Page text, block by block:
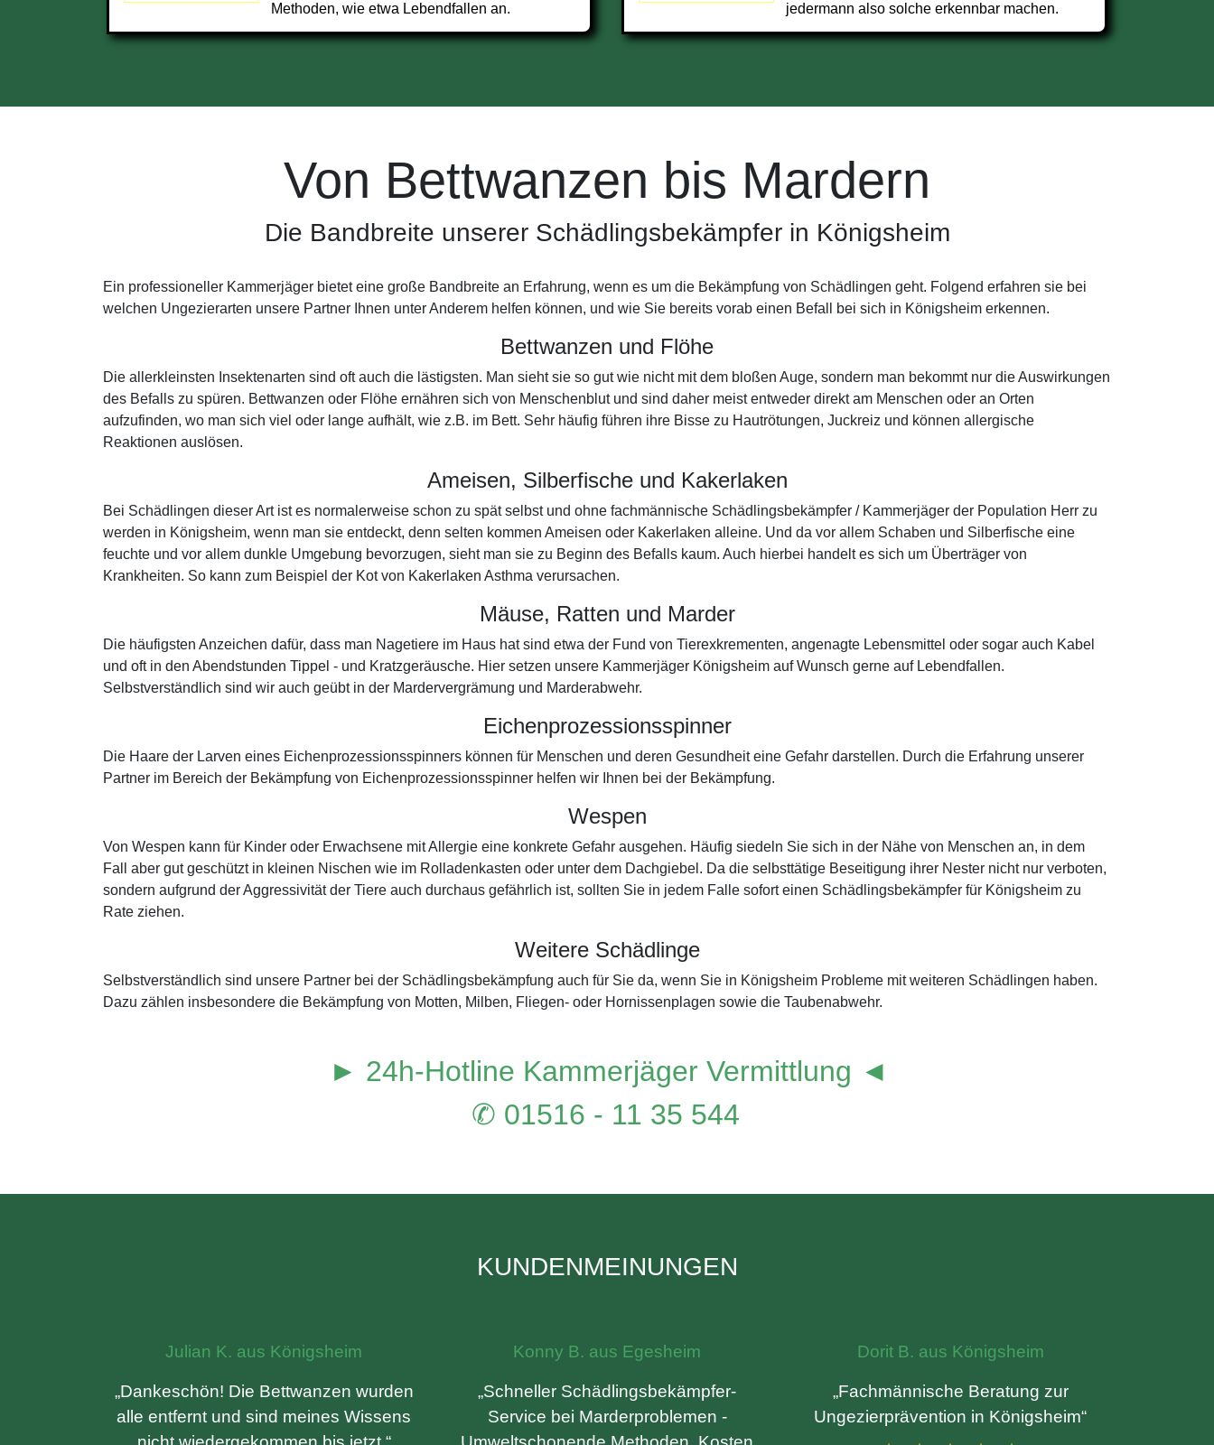
Methoden, wie etwa Lebendfallen an.
jedermann also solche erkennbar machen.
Von Bettwanzen bis Mardern
Die Bandbreite unserer Schädlingsbekämpfer in Königsheim
Ein professioneller Kammerjäger bietet eine große Bandbreite an Erfahrung, wenn es um die Bekämpfung von Schädlingen geht. Folgend erfahren sie bei
welchen Ungezierarten unsere Partner Ihnen unter Anderem helfen können, und wie Sie bereits vorab einen Befall bei sich in Königsheim erkennen.
Bettwanzen und Flöhe
Die allerkleinsten Insektenarten sind oft auch die lästigsten. Man sieht sie so gut wie nicht mit dem bloßen Auge, sondern man bekommt nur die Auswirkungen
des Befalls zu spüren. Bettwanzen oder Flöhe ernähren sich von Menschenblut und sind daher meist entweder direkt am Menschen oder an Orten
aufzufinden, wo man sich viel oder lange aufhält, wie z.B. im Bett. Sehr häufig führen ihre Bisse zu Hautrötungen, Juckreiz und können allergische
Reaktionen auslösen.
Ameisen, Silberfische und Kakerlaken
Bei Schädlingen dieser Art ist es normalerweise schon zu spät selbst und ohne fachmännische Schädlingsbekämpfer / Kammerjäger der Population Herr zu
werden in Königsheim, wenn man sie entdeckt, denn selten kommen Ameisen oder Kakerlaken alleine. Und da vor allem Schaben und Silberfische eine
feuchte und vor allem dunkle Umgebung bevorzugen, sieht man sie zu Beginn des Befalls kaum. Auch hierbei handelt es sich um Überträger von
Krankheiten. So kann zum Beispiel der Kot von Kakerlaken Asthma verursachen.
Mäuse, Ratten und Marder
Die häufigsten Anzeichen dafür, dass man Nagetiere im Haus hat sind etwa der Fund von Tierexkrementen, angenagte Lebensmittel oder sogar auch Kabel
und oft in den Abendstunden Tippel - und Kratzgeräusche. Hier setzen unsere Kammerjäger Königsheim auf Wunsch gerne auf Lebendfallen.
Selbstverständlich sind wir auch geübt in der Mardervergrämung und Marderabwehr.
Eichenprozessionsspinner
Die Haare der Larven eines Eichenprozessionsspinners können für Menschen und deren Gesundheit eine Gefahr darstellen. Durch die Erfahrung unserer
Partner im Bereich der Bekämpfung von Eichenprozessionsspinner helfen wir Ihnen bei der Bekämpfung.
Wespen
Von Wespen kann für Kinder oder Erwachsene mit Allergie eine konkrete Gefahr ausgehen. Häufig siedeln Sie sich in der Nähe von Menschen an, in dem
Fall aber gut geschützt in kleinen Nischen wie im Rolladenkasten oder unter dem Dachgiebel. Da die selbsttätige Beseitigung ihrer Nester nicht nur verboten,
sondern aufgrund der Aggressivität der Tiere auch durchaus gefährlich ist, sollten Sie in jedem Falle sofort einen Schädlingsbekämpfer für Königsheim zu
Rate ziehen.
Weitere Schädlinge
Selbstverständlich sind unsere Partner bei der Schädlingsbekämpfung auch für Sie da, wenn Sie in Königsheim Probleme mit weiteren Schädlingen haben.
Dazu zählen insbesondere die Bekämpfung von Motten, Milben, Fliegen- oder Hornissenplagen sowie die Taubenabwehr.
► 24h-Hotline Kammerjäger Vermittlung ◄
✆ 01516 - 11 35 544
KUNDENMEINUNGEN
Julian K. aus Königsheim
„Dankeschön! Die Bettwanzen wurden
alle entfernt und sind meines Wissens
Konny B. aus Egesheim
„Schneller Schädlingsbekämpfer-
Service bei Marderproblemen -
Dorit B. aus Königsheim
„Fachmännische Beratung zur
Ungezierprävention in Königsheim“